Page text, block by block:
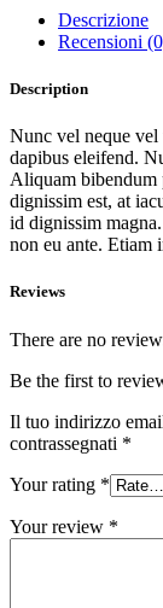
Descrizione
Recensioni
Description
Nunc vel neque
dapibus eleifend.
Aliquam bibendum
dignissim est, at
id dignissim
non eu ante. Etiam
Reviews
There are no
Be the first to
Il tuo indirizzo
contrassegnati *
Your rating *
Your review *